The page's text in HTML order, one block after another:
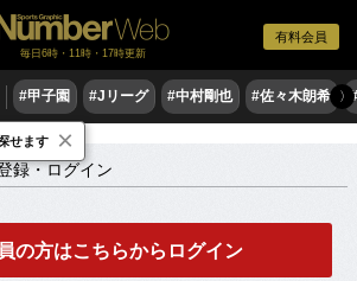
有料会員
毎日6時・11時・17時更新
#甲子園 #Jリーグ #中村剛也 #佐々木朗希 〉
・ログイン
録・ログイン
の方はこちらからログイン
せます ×